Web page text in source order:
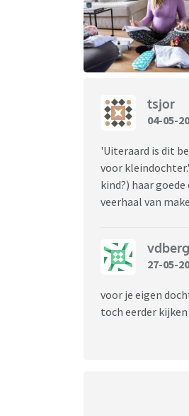
tsjor
04-05-
'Uiteraard is dit
voor
kind?) haar
veerhaal van
27-05-
voor je eigen
toch eerder